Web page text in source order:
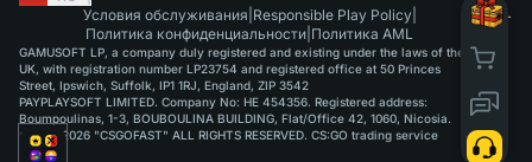
Условия обслуживания Responsible Play Policy|
Политика конфиденциальности Политика AML
GAMUSOFT LP, a company duly registered and existing under the laws of the
UK, with registration number LP23754 and registered office at 50 Princes
Street, Ipswich, Suffolk, IP1 1RJ, England, ZIP 3542
PAYPLAYSOFT LIMITED. Company No: HE 454356. Registered address:
Boumpoulinas, 1-3, BOUBOULINA BUILDING, Flat/Office 42, 1060, Nicosia.
©2015-2026 "CSGOFAST" ALL RIGHTS RESERVED. CS:GO trading service